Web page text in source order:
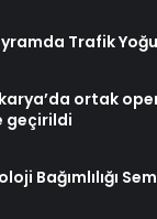
Trafik
ortak
geçirildi
Bağımlılığı